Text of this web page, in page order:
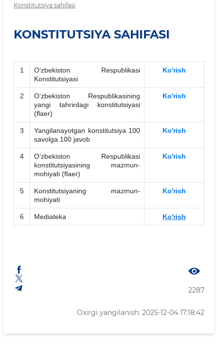
Konstitutsiya sahifasi
KONSTITUTSIYA SAHIFASI
1
O‘zbekiston Respublikasi
Konstitutsiyasi
Ko'rish
2
O‘zbekiston Respublikasining
yangi tahrirdagi konstitutsiyasi
(flaer)
Ko'rish
3
Yangilanayotgan konstitutsiya 100
savolga 100 javob
Ko'rish
4
O‘zbekiston Respublikasi
konstitutsiyasining mazmun-
mohiyati (flaer)
Ko'rish
5
Konstitutsiyaning mazmun-
mohiyati
Ko'rish
6 Mediateka Ko'rish
2287
Oxirgi yangilanish: 2025-12-04 17:18:42